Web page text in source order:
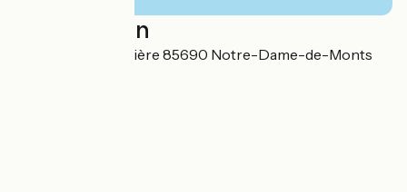
Localisation
26 rue de la Creusière 85690 Notre-Dame-de-Monts